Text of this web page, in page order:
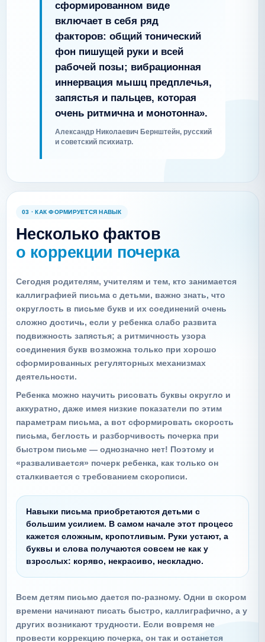
сформированном виде
включает в себя ряд
факторов: общий тонический
фон пишущей руки и всей
рабочей позы; вибрационная
иннервация мышц предплечья,
запястья и пальцев, которая
очень ритмична и монотонна».
Александр Николаевич Бернштейн, русский
и советский психиатр.
03 · КАК ФОРМИРУЕТСЯ НАВЫК
Несколько фактов
о коррекции почерка
Сегодня родителям, учителям и тем, кто занимается
каллиграфией письма с детьми, важно знать, что
округлость в письме букв и их соединений очень
сложно достичь, если у ребенка слабо развита
подвижность запястья; а ритмичность узора
соединения букв возможна только при хорошо
сформированных регуляторных механизмах
деятельности.
Ребенка можно научить рисовать буквы округло и
аккуратно, даже имея низкие показатели по этим
параметрам письма, а вот сформировать скорость
письма, беглость и разборчивость почерка при
быстром письме — однозначно нет! Поэтому и
«разваливается» почерк ребенка, как только он
сталкивается с требованием скорописи.
Навыки письма приобретаются детьми с
большим усилием. В самом начале этот процесс
кажется сложным, кропотливым. Руки устают, а
буквы и слова получаются совсем не как у
взрослых: коряво, некрасиво, нескладно.
Всем детям письмо дается по-разному. Одни в скором
времени начинают писать быстро, каллиграфично, а у
других возникают трудности. Если вовремя не
провести коррекцию почерка, он так и останется